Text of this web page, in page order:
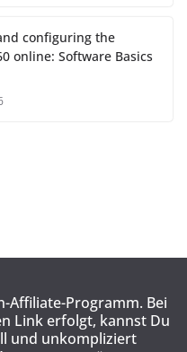
configuring the
online: Software Basics
Affiliate-Programm. Bei
Link erfolgt, kannst Du
und unkompliziert